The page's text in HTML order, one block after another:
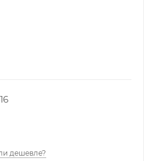
дешевле?